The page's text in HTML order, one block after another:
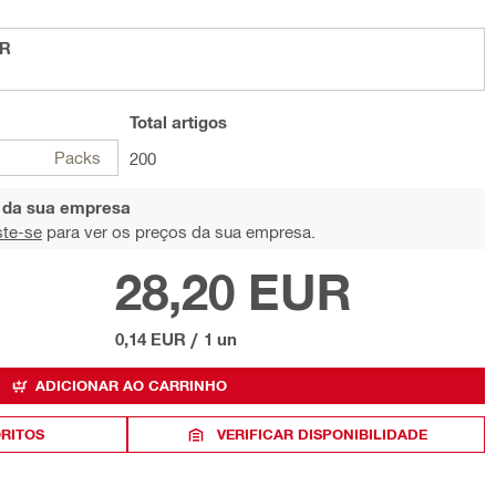
Packs
Total artigos
200
sua empresa
se para ver os preços da sua empresa.
28,20 EUR
0,14 EUR / 1 un
ADICIONAR AO CARRINHO
VERIFICAR DISPONIBILIDADE